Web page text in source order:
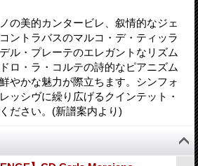
の美的カンタービレ、叙情的なジェ
ントラバスのマルコ・デ・ティッラ
ル・プレーテのエレガントなリズム
ロ・ラ・コルテの詩的なピアニズム
やかな魅力が際立ちます。シンフォ
ッシヴに繰り広げるクインテット・
ださい。(新譜案内より)